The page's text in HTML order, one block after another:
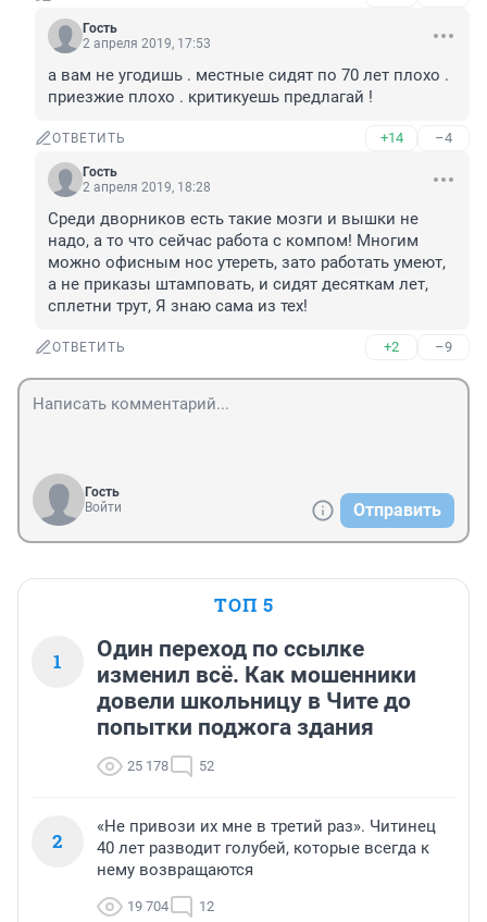
Гость
2 апреля 2019, 17:53
а вам не угодишь . местные сидят по 70 лет плохо .
приезжие плохо . критикуешь предлагай !
ОТВЕТИТЬ +14 –4
Гость
2 апреля 2019, 18:28
Среди дворников есть такие мозги и вышки не
надо, а то что сейчас работа с компом! Многим
можно офисным нос утереть, зато работать умеют,
а не приказы штамповать, и сидят десяткам лет,
сплетни трут, Я знаю сама из тех!
ОТВЕТИТЬ +2 –9
Гость
Войти
Отправить
ТОП 5
1
Один переход по ссылке
изменил всё. Как мошенники
довели школьницу в Чите до
попытки поджога здания
25 178 52
2
«Не привози их мне в третий раз». Читинец
40 лет разводит голубей, которые всегда к
нему возвращаются
19 704 12